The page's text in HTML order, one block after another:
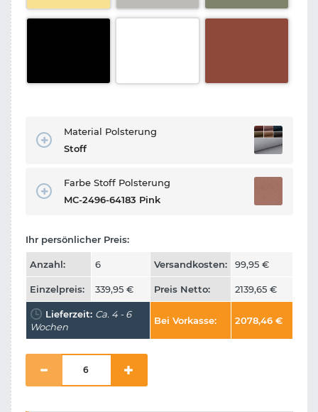
Material Polsterung
Stoff
Farbe Stoff Polsterung
MC-2496-64183 Pink
Ihr persönlicher Preis:
Anzahl: 6 Versandkosten: 99,95 €
Einzelpreis: 339,95 € Preis Netto: 2139,65 €
Lieferzeit: Ca. 4 - 6
Wochen
Bei Vorkasse: 2078,46 €